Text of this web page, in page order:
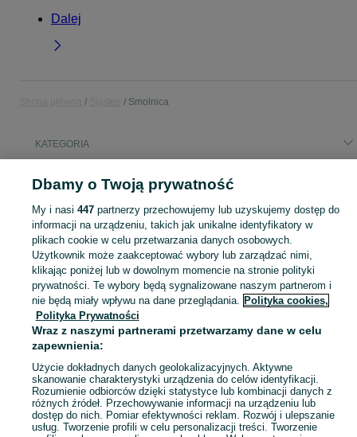
Dalej
Smolnica
KATEGORIA
Popularne wyszukiwania
cocker spaniel fci
Zobacz
Mapa kategorii
Mapa miejscowości
Mapa ministron
Popularne wyszukiwania
Dbamy o Twoją prywatność
My i nasi 447partnerzy przechowujemy lub uzyskujemy dostęp do
informacji na urządzeniu, takich jak unikalne identyfikatory w
plikach cookie w celu przetwarzania danych osobowych.
Użytkownik może zaakceptować wybory lub zarządzać nimi,
klikając poniżej lub w dowolnym momencie na stronie polityki
prywatności. Te wybory będą sygnalizowane naszym partnerom i
nie będą miały wpływu na dane przeglądania. Polityka cookies,
Polityka Prywatności
Wraz z naszymi partnerami przetwarzamy dane w celu
zapewnienia:
Użycie dokładnych danych geolokalizacyjnych. Aktywne
skanowanie charakterystyki urządzenia do celów identyfikacji.
Rozumienie odbiorców dzięki statystyce lub kombinacji danych z
różnych źródeł. Przechowywanie informacji na urządzeniu lub
dostęp do nich. Pomiar efektywności reklam. Rozwój i ulepszanie
usług. Tworzenie profili w celu personalizacji treści. Tworzenie